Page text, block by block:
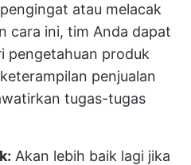
atau melacak
cara ini, tim Anda dapat
pengetahuan produk
penjualan
tugas-tugas
Akan lebih baik lagi jika